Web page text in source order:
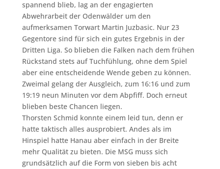
spannend blieb, lag an der engagierten
Abwehrarbeit der Odenwälder um den
aufmerksamen Torwart Martin Juzbasic. Nur 23
Gegentore sind für sich ein gutes Ergebnis in der
Dritten Liga. So blieben die Falken nach dem frühen
Rückstand stets auf Tuchfühlung, ohne dem Spiel
aber eine entscheidende Wende geben zu können.
Zweimal gelang der Ausgleich, zum 16:16 und zum
19:19 neun Minuten vor dem Abpfiff. Doch erneut
blieben beste Chancen liegen.
Thorsten Schmid konnte einem leid tun, denn er
hatte taktisch alles ausprobiert. Andes als im
Hinspiel hatte Hanau aber einfach in der Breite
mehr Qualität zu bieten. Die MSG muss sich
grundsätzlich auf die Form von sieben bis acht